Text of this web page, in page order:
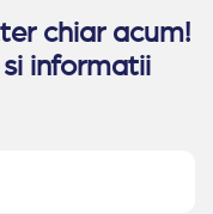
chiar acum!
informatii